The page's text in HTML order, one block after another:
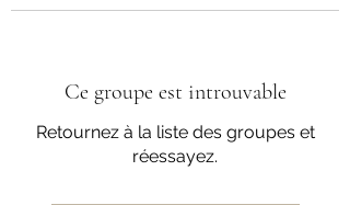
Ce groupe est introuvable
Retournez à la liste des groupes et
réessayez.